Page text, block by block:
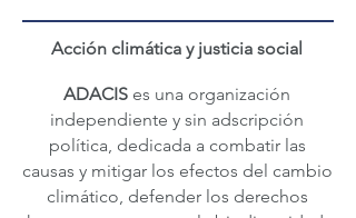
Acción climática y justicia social
ADACIS es una organización
independiente y sin adscripción
política, dedicada a combatir las
causas y mitigar los efectos del cambio
climático, defender los derechos